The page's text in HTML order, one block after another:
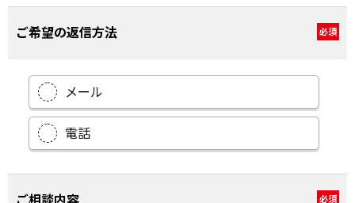
ご希望の返信方法 必須
メール
電話
必須